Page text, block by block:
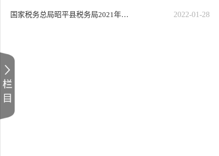
国家税务总局昭平县税务局2021年政府信息公开工作年度报告 2022-01-28